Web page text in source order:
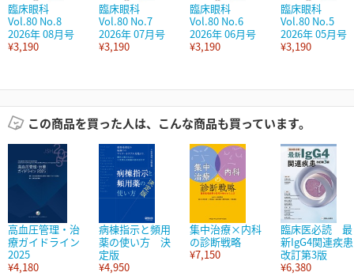
臨床眼科
Vol.80 No.8
2026年 08月号
¥3,190
臨床眼科
Vol.80 No.7
2026年 07月号
¥3,190
臨床眼科
Vol.80 No.6
2026年 06月号
¥3,190
臨床眼科
Vol.80 No.5
2026年 05月号
¥3,190
この商品を買った人は、こんな商品も買っています。
高血圧管理・治
療ガイドライン
2025
¥4,180
病棟指示と頻用
薬の使い方 決
定版
¥4,950
集中治療×内科
の診断戦略
¥7,150
臨床医必読 最
新IgG4関連疾患
改訂第3版
¥6,380